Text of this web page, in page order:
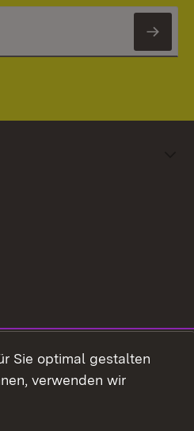
Sie optimal gestalten
verwenden wir